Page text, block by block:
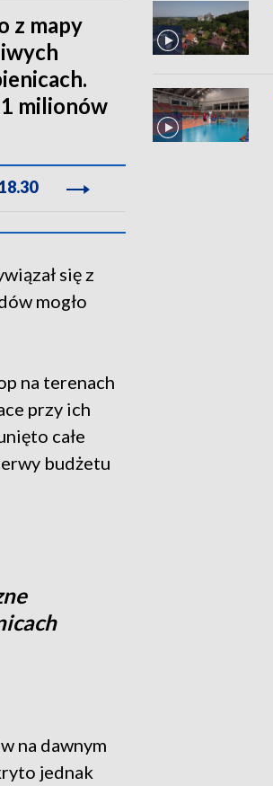
z mapy
milionów
się z
mogło
na terenach
przy ich
całe
budżetu
na dawnym
jednak